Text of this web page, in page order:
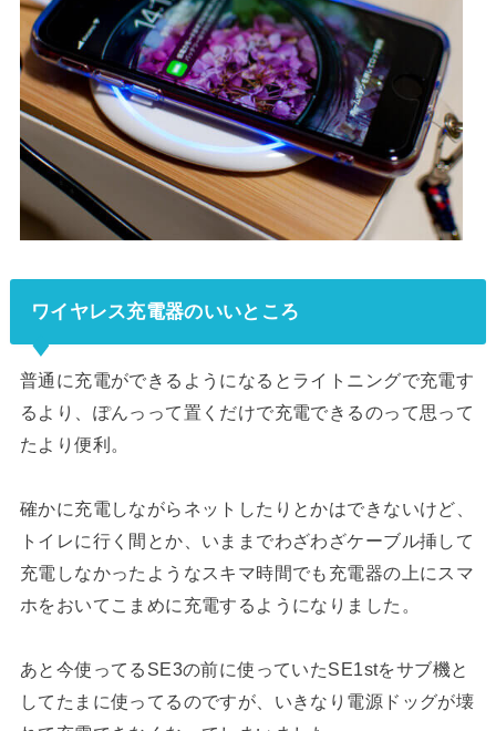
ワイヤレス充電器のいいところ
普通に充電ができるようになるとライトニングで充電す
るより、ぽんっって置くだけで充電できるのって思って
たより便利。
確かに充電しながらネットしたりとかはできないけど、
トイレに行く間とか、いままでわざわざケーブル挿して
充電しなかったようなスキマ時間でも充電器の上にスマ
ホをおいてこまめに充電するようになりました。
あと今使ってるSE3の前に使っていたSE1stをサブ機と
してたまに使ってるのですが、いきなり電源ドッグが壊